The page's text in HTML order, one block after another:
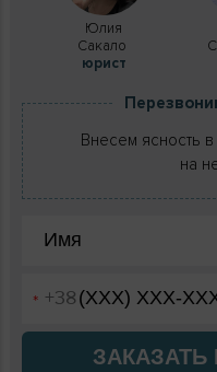
Юлия
Сакало
юрист
Внесем ясность
на